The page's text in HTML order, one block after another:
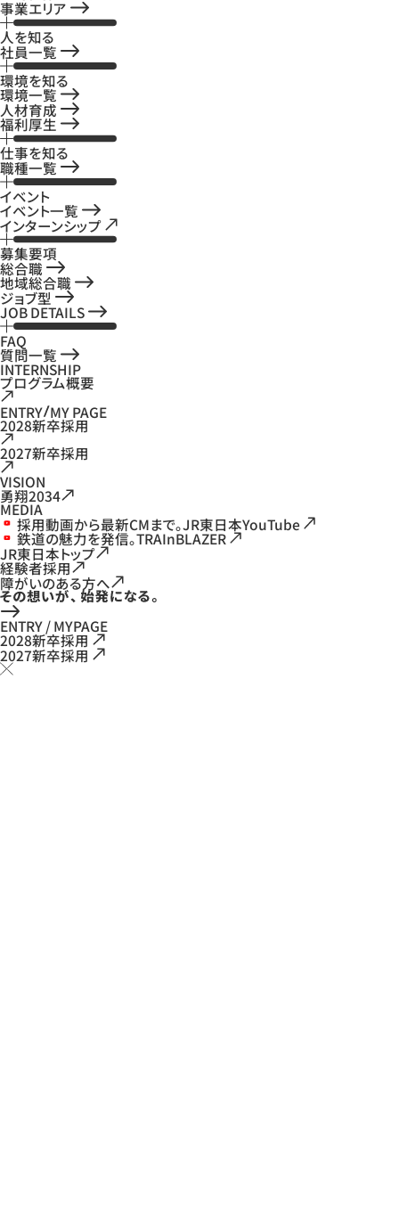
事業エリア
人を知る
社員一覧
環境を知る
環境一覧
人材育成
福利厚生
仕事を知る
職種一覧
イベント
イベント一覧
インターンシップ
募集要項
総合職
地域総合職
ジョブ型
JOB DETAILS
FAQ
質問一覧
INTERNSHIP
プログラム概要
ENTRY MY PAGE
2028新卒採用
2027新卒採用
VISION
勇翔2034
MEDIA
採用動画から最新CMまで。JR東日本YouTube
鉄道の魅力を発信。TRAInBLAZER
JR東日本トップ
経験者採用
障がいのある方へ
ENTRY / MYPAGE
2028新卒採用
2027新卒採用